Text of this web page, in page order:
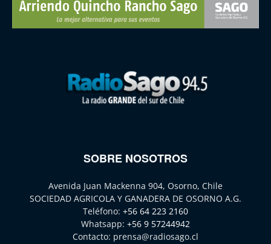
SOBRE NOSOTROS
Avenida Juan Mackenna 904, Osorno, Chile
SOCIEDAD AGRICOLA Y GANADERA DE OSORNO A.G.
Teléfono: +56 64 223 2160
Whatsapp: +56 9 57244942
Contacto: prensa@radiosago.cl